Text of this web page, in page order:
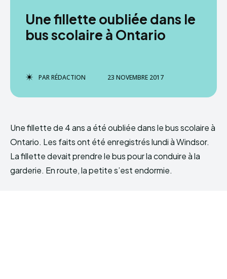
Une fillette oubliée dans le
bus scolaire à Ontario
PARRÉDACTION 23 NOVEMBRE 2017
Une fillette de 4 ans a été oubliée dans le bus scolaire à
Ontario. Les faits ont été enregistrés lundi à Windsor.
La fillette devait prendre le bus pour la conduire à la
garderie. En route, la petite s’est endormie.